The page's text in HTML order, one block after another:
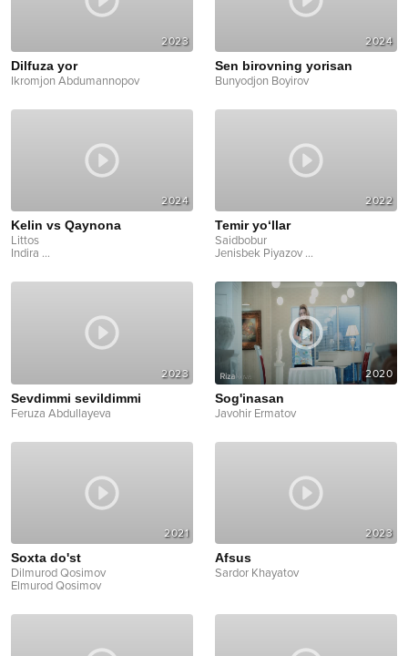
2023
Dilfuza yor
Ikromjon Abdumannopov
2024
Sen birovning yorisan
Bunyodjon Boyirov
2024
Kelin vs Qaynona
Littos
Indira ...
2022
Temir yo‘llar
Saidbobur
Jenisbek Piyazov ...
2023
Sevdimmi sevildimmi
Feruza Abdullayeva
2020
Sog'inasan
Javohir Ermatov
2021
Soxta do'st
Dilmurod Qosimov
Elmurod Qosimov
2023
Afsus
Sardor Khayatov